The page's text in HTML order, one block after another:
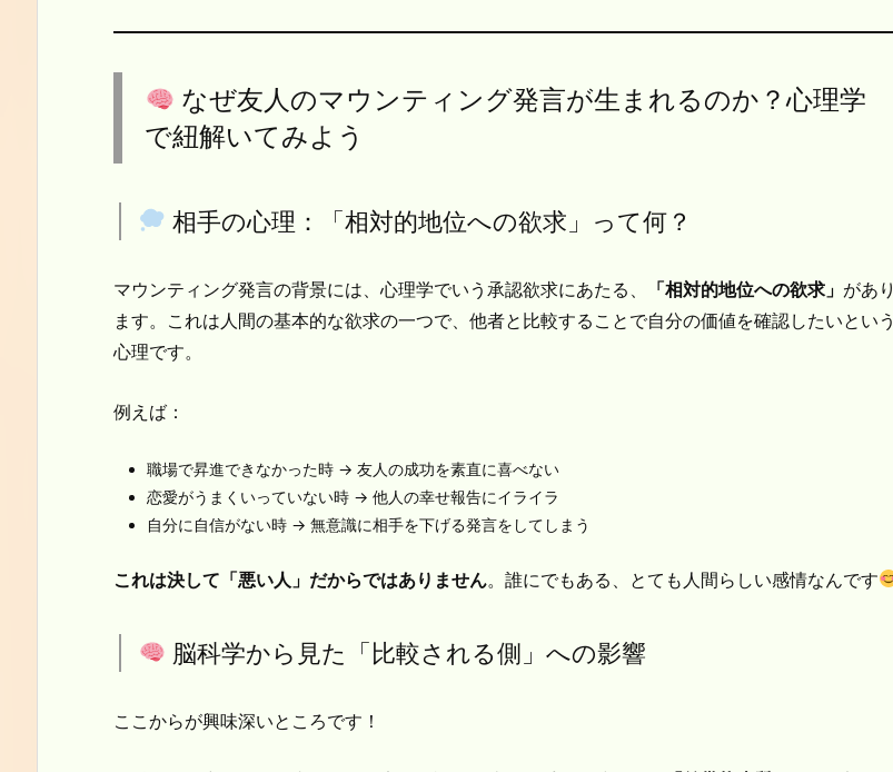
なぜ友人のマウンティング発言が生まれるのか？心理学
で紐解いてみよう
相手の心理：「相対的地位への欲求」って何？
マウンティング発言の背景には、心理学でいう承認欲求にあたる、 「相対的地位への欲求」 があり
ます。これは人間の基本的な欲求の一つで、他者と比較することで自分の価値を確認したいという
心理です。
例えば：
職場で昇進できなかった時 → 友人の成功を素直に喜べない
恋愛がうまくいっていない時 → 他人の幸せ報告にイライラ
自分に自信がない時 → 無意識に相手を下げる発言をしてしまう
これは決して「悪い人」だからではありません。誰にでもある、とても人間らしい感情なんです
脳科学から見た「比較される側」への影響
ここからが興味深いところです！